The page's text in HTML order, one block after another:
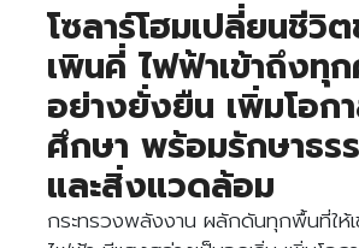
โซลาร์โฮมเปลี่ยนชีวิ
เพินคี่ ไฟฟ้าเข้าถึงทุก
อย่างยั่งยืน เพิ่มโอก
ศึกษา พร้อมรักษาธร
และสิ่งแวดล้อม
กระทรวงพลังงาน ผลักดันทุกพื้นที่ให้เ